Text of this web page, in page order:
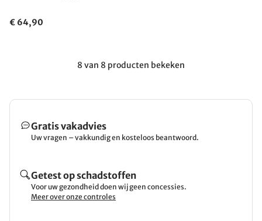
€ 64,90
8 van 8 producten bekeken
Gratis vakadvies
Uw vragen – vakkundig en kosteloos beantwoord.
Getest op schadstoffen
Voor uw gezondheid doen wij geen concessies.
Meer over onze controles